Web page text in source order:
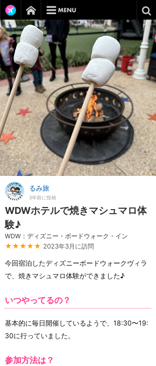
るみ旅
3年前に投稿
WDWホテルで焼きマシュマロ体
験♪
WDW：ディズニー・ボードウォーク・イン
★★★★★ 2023年3月に訪問
今回宿泊したディズニーボードウォークヴィラ
で、焼きマシュマロ体験ができました♪
いつやってるの？
基本的に毎日開催しているようで、18:30〜19:
30に行っていました。
参加方法は？